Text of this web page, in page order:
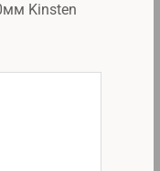
Kinsten